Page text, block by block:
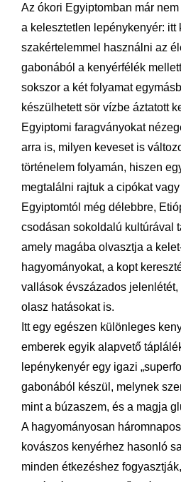
Az ókori Egyiptomban már
a kelesztetlen lepénykenyér: itt
szakértelemmel használni az
gabonából a kenyérfélék
sokszor a két folyamat
készülhetett sör vízbe áztatott
Egyiptomi faragványokat
arra is, milyen keveset is
történelem folyamán, hiszen
megtalálni rajtuk a cipókat
Egyiptomtól még délebbre,
csodásan sokoldalú kultúrával
amely magába olvasztja a
hagyományokat, a kopt
vallások évszázados
olasz hatásokat is.
Itt egy egészen különleges
emberek egyik alapvető
lepénykenyér egy igazi
gabonából készül, melynek
mint a búzaszem, és a magja
A hagyományosan
kovászos kenyérhez hasonló
minden étkezéshez